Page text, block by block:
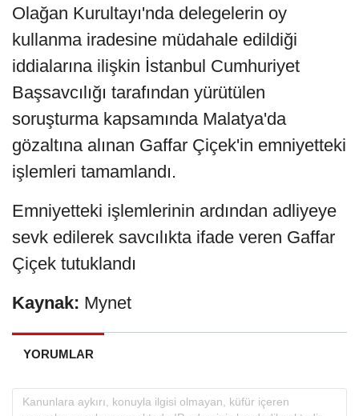
Olağan Kurultayı'nda delegelerin oy
kullanma iradesine müdahale edildiği
iddialarına ilişkin İstanbul Cumhuriyet
Başsavcılığı tarafından yürütülen
soruşturma kapsamında Malatya'da
gözaltına alınan Gaffar Çiçek'in emniyetteki
işlemleri tamamlandı.
Emniyetteki işlemlerinin ardından adliyeye
sevk edilerek savcılıkta ifade veren Gaffar
Çiçek tutuklandı
Kaynak: Mynet
YORUMLAR